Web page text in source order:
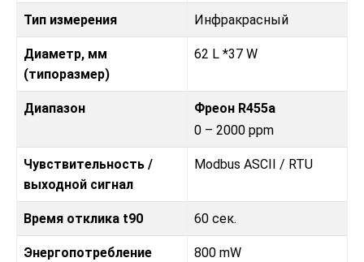
Тип измерения Инфракрасный
Диаметр, мм
(типоразмер)
62 L *37 W
Диапазон
Фреон R455a
0 – 2000 ppm
Чувствительность /
выходной сигнал
Modbus ASCII / RTU
Время отклика t90 60 сек.
Энергопотребление 800 mW